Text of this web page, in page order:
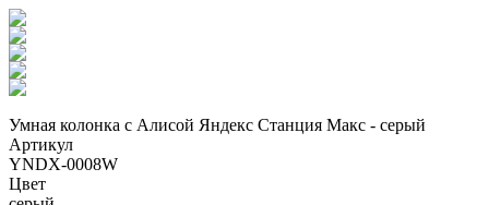
Умная колонка с Алисой Яндекс Станция Макс - серый
Артикул
YNDX-0008W
Цвет